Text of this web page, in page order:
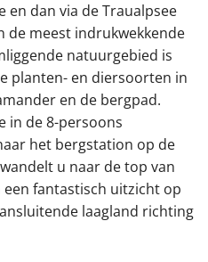
en dan via de Traualpsee
de meest indrukwekkende
natuurgebied is
planten- en diersoorten in
en de bergpad.
in de 8-persoons
het bergstation op de
u naar de top van
fantastisch uitzicht op
laagland richting